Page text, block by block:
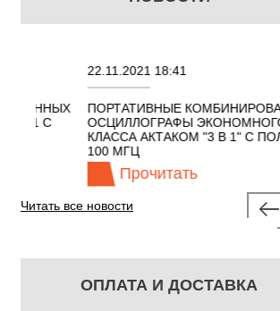
22.11.2021 18:41
ПОРТАТИВНЫЕ КОМБИНИРОВАННЫЕ
ОСЦИЛЛОГРАФЫ ЭКОНОМНОГО
КЛАССА АКТАКОМ "3 В 1" С ПОЛОСОЙ
100 МГЦ
Прочитать
Читать все новости
ОПЛАТА И ДОСТАВКА